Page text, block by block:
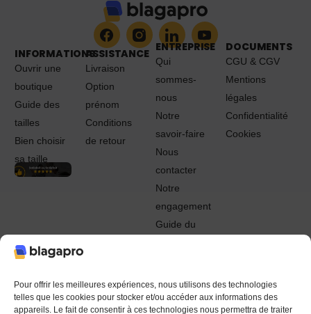
Pour offrir les meilleures expériences, nous utilisons des technologies
telles que les cookies pour stocker et/ou accéder aux informations des
appareils. Le fait de consentir à ces technologies nous permettra de traiter
INFORMATIONS
Ouvrir une
boutique
Guide des
tailles
Bien choisir
sa taille
ASSISTANCE
Livraison
Option
prénom
Conditions
de retour
ENTREPRISE
Qui
sommes-
nous
Notre
savoir-faire
Nous
contacter
Notre
engagement
Guide du
DOCUMENTS
CGU & CGV
Mentions
légales
Confidentialité
Cookies
© 2022 - 2024 Blagapro. Tous droits réservés. Textiles
personnalisés à Orléans